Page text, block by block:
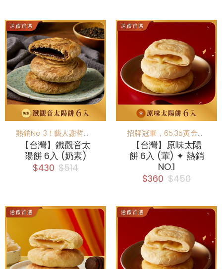
熱銷No 3！藝人謝哲青推薦！創新鐵觀音茶香滋味，香氣回韻大人味
【台灣】鐵觀音太
陽餅 6入 (奶素)
$430 $514
招牌冠軍，65:35黃金比例
【台灣】原味太陽
餅 6入 (葷) ✦ 熱銷
NO.1
$360 $450